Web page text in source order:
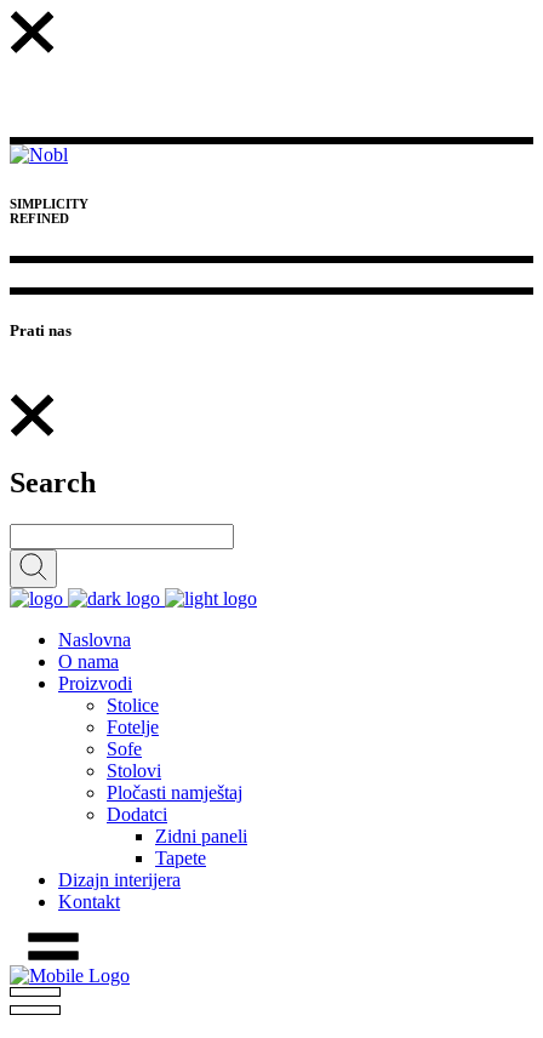
SIMPLICITY
REFINED
Prati nas
Search
Naslovna
O nama
Proizvodi
Stolice
Fotelje
Sofe
Stolovi
Pločasti namještaj
Dodatci
Zidni paneli
Tapete
Dizajn interijera
Kontakt